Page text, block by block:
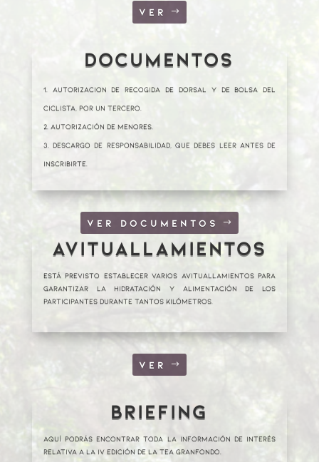
VER
DOCUMENTOS
Autorizacion de recogida de dorsal y de bolsa del
ciclista, por un tercero.
Autorización de menores.
Descargo de responsabilidad, que debes leer antes de
inscribirte.
VER DOCUMENTOS
AVITUALLAMIENTOS
Está previsto establecer varios avituallamientos para
garantizar la hidratación y alimentación de los
participantes durante tantos kilómetros.
VER
BRIEFING
Aquí podrás encontrar toda la información de interés
relativa a la IV edición de LA TEA GRANFONDO.